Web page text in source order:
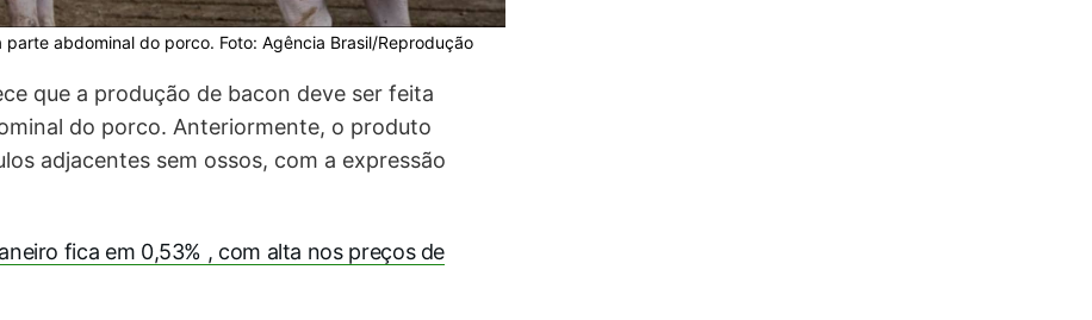
abdominal do porco. Foto: Agência Brasil/Reprodução
que a produção de bacon deve ser feita
do porco. Anteriormente, o produto
adjacentes sem ossos, com a expressão
fica em 0,53% , com alta nos preços de